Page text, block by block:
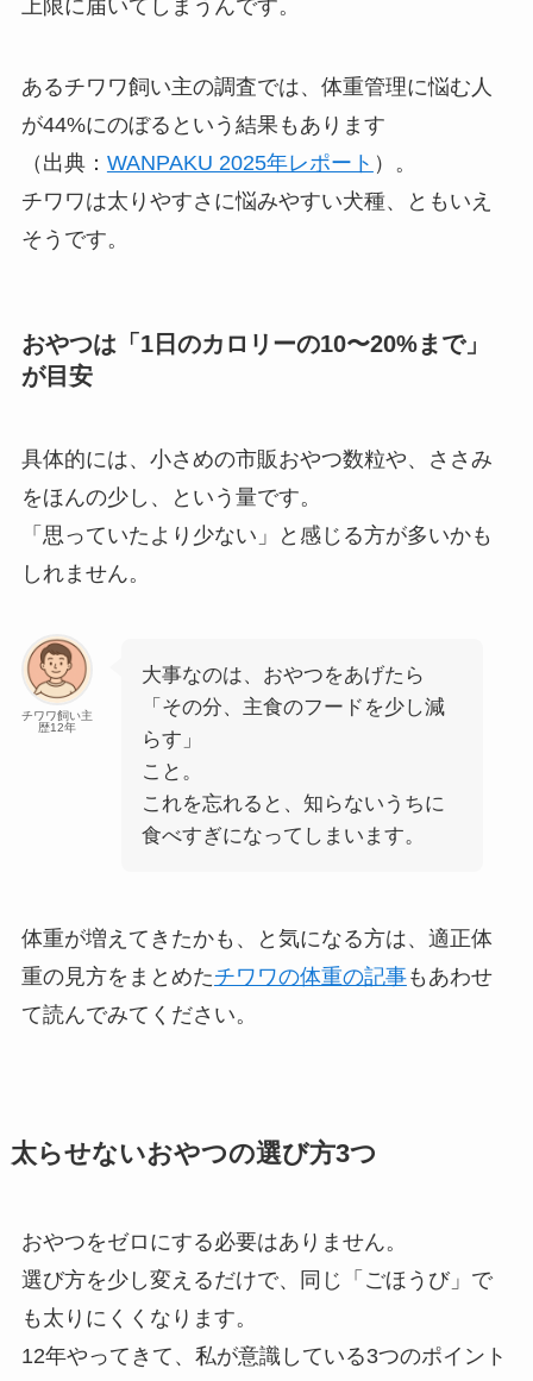
上限に届いてしまうんです。
あるチワワ飼い主の調査では、体重管理に悩む人
が44%にのぼるという結果もあります
（出典： WANPAKU 2025年レポート ）。
チワワは太りやすさに悩みやすい犬種、ともいえ
そうです。
おやつは「1日のカロリーの10〜20%まで」
が目安
具体的には、小さめの市販おやつ数粒や、ささみ
をほんの少し、という量です。
「思っていたより少ない」と感じる方が多いかも
しれません。
チワワ飼い主
歴12年
大事なのは、おやつをあげたら
「その分、主食のフードを少し減
らす」
こと。
これを忘れると、知らないうちに
食べすぎになってしまいます。
体重が増えてきたかも、と気になる方は、適正体
重の見方をまとめたチワワの体重の記事もあわせ
て読んでみてください。
太らせないおやつの選び方3つ
おやつをゼロにする必要はありません。
選び方を少し変えるだけで、同じ「ごほうび」で
も太りにくくなります。
12年やってきて、私が意識している3つのポイント